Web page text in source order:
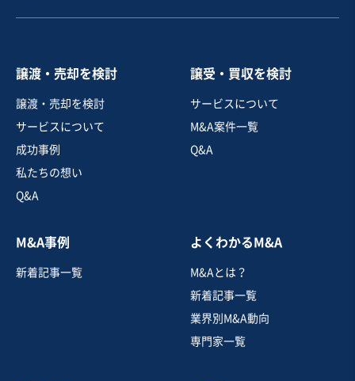
譲渡・売却を検討
譲渡・売却を検討
サービスについて
成功事例
私たちの想い
Q&A
譲受・買収を検討
サービスについて
M&A案件一覧
Q&A
M&A事例
新着記事一覧
よくわかるM&A
M&Aとは？
新着記事一覧
業界別M&A動向
専門家一覧